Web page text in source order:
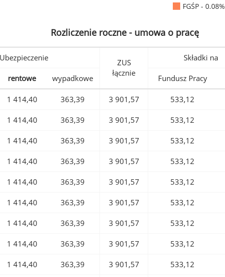
FGŚP - 0.08%
Rozliczenie roczne - umowa o pracę
Ubezpieczenie
ZUS
łącznie
Składki na
rentowe wypadkowe Fundusz Pracy
1 414,40 363,39 3 901,57 533,12
1 414,40 363,39 3 901,57 533,12
1 414,40 363,39 3 901,57 533,12
1 414,40 363,39 3 901,57 533,12
1 414,40 363,39 3 901,57 533,12
1 414,40 363,39 3 901,57 533,12
1 414,40 363,39 3 901,57 533,12
1 414,40 363,39 3 901,57 533,12
1 414,40 363,39 3 901,57 533,12